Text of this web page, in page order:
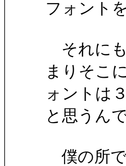
フォント
それに
まりそこ
ォントは
と思うん
僕の所